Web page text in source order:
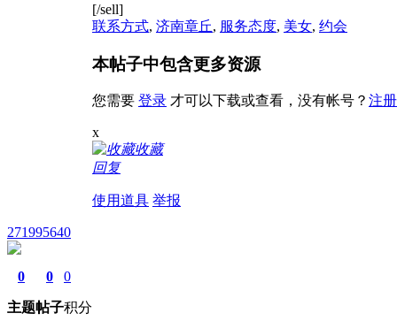
[/sell]
联系方式, 济南章丘, 服务态度, 美女, 约会
本帖子中包含更多资源
您需要 登录 才可以下载或查看，没有帐号？ 注册
x
收藏
回复
使用道具 举报
271995640
0
主题
0
帖子
0
积分